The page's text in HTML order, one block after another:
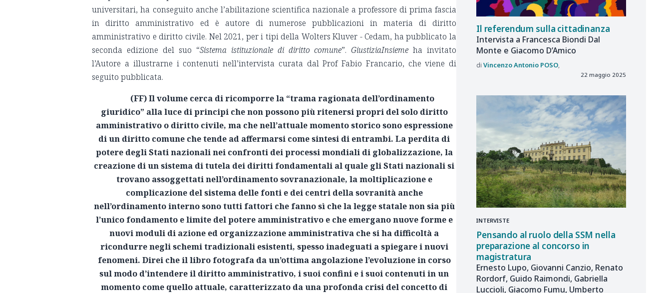
universitari, ha conseguito anche l’abilitazione scientifica nazionale a professore di prima fascia
in diritto amministrativo ed è autore di numerose pubblicazioni in materia di diritto
amministrativo e diritto civile. Nel 2021, per i tipi della Wolters Kluver - Cedam, ha pubblicato la
seconda edizione del suo “Sistema istituzionale di diritto comune”.GiustiziaInsieme ha invitato
l’Autore a illustrarne i contenuti nell’intervista curata dal Prof Fabio Francario, che viene di
seguito pubblicata.
(FF) Il volume cerca di ricomporre la “trama ragionata dell’ordinamento
giuridico” alla luce di principi che non possono più ritenersi propri del solo diritto
amministrativo o diritto civile, ma che nell’attuale momento storico sono espressione
di un diritto comune che tende ad affermarsi come sintesi di entrambi. La perdita di
potere degli Stati nazionali nei confronti dei processi mondiali di globalizzazione, la
creazione di un sistema di tutela dei diritti fondamentali al quale gli Stati nazionali si
trovano assoggettati nell’ordinamento sovranazionale, la moltiplicazione e
complicazione del sistema delle fonti e dei centri della sovranità anche
nell’ordinamento interno sono tutti fattori che fanno sì che la legge statale non sia più
l’unico fondamento e limite del potere amministrativo e che emergano nuove forme e
nuovi moduli di azione ed organizzazione amministrativa che si ha difficoltà a
ricondurre negli schemi tradizionali esistenti, spesso inadeguati a spiegare i nuovi
fenomeni. Direi che il libro fotografa da un’ottima angolazione l’evoluzione in corso
sul modo d’intendere il diritto amministrativo, i suoi confini e i suoi contenuti in un
momento come quello attuale, caratterizzato da una profonda crisi del concetto di
Il referendum sulla cittadinanza
Intervista a Francesca Biondi Dal
Monte e Giacomo D’Amico
Vincenzo Antonio POSO
22 maggio 2025
INTERVISTE
Pensando al ruolo della SSM nella
preparazione al concorso in
magistratura
Ernesto Lupo, Giovanni Canzio, Renato
Rordorf, Guido Raimondi, Gabriella
Luccioli, Giacomo Fumu, Umberto